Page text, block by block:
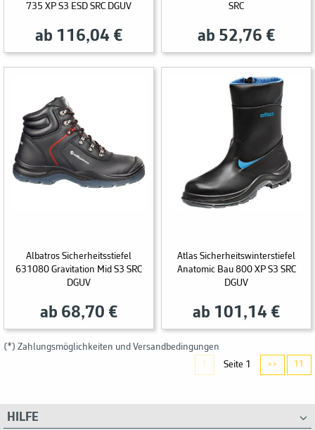
735 XP S3 ESD SRC DGUV
ab 116,04 €
SRC
ab 52,76 €
Albatros Sicherheitsstiefel
631080 Gravitation Mid S3 SRC
DGUV
ab 68,70 €
Atlas Sicherheitswinterstiefel
Anatomic Bau 800 XP S3 SRC
DGUV
ab 101,14 €
(*) Zahlungsmöglichkeiten und Versandbedingungen
1 Seite 1 >> 11
HILFE